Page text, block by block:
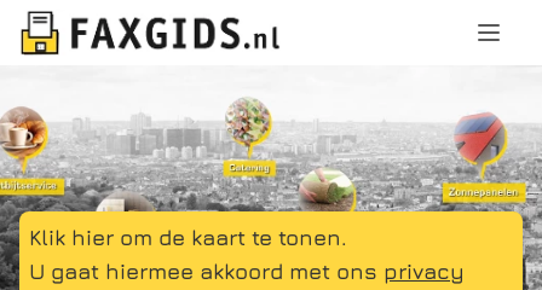
Klik hier om de kaart te tonen.
U gaat hiermee akkoord met ons privacy